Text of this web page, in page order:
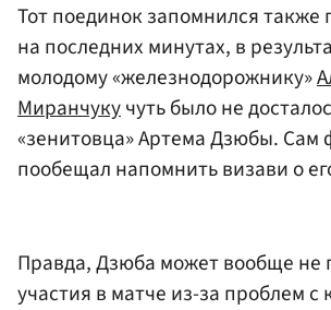
Тот поединок запомнился также
на последних минутах, в
молодому «железнодорожнику»
Миранчукучуть было не
«зенитовца» Артема Дзюбы. Сам
пообещал напомнить визави о
Правда, Дзюба может вообще не
участия в матче из-за проблем с